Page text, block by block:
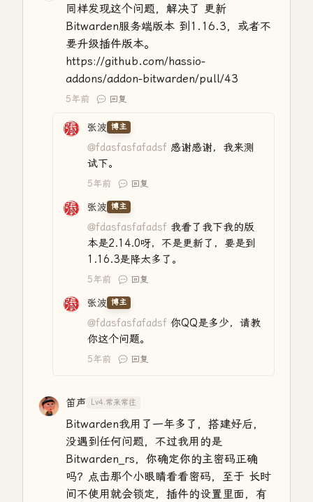
同样发现这个问题，解决了 更新
Bitwarden服务端版本 到1.16.3，或者不
要升级插件版本。
https://github.com/hassio-
addons/addon-bitwarden/pull/43
5年前 回复
张波 博主
@fdasfasfafadsf 感谢感谢，我来测
试下。
5年前 回复
张波 博主
@fdasfasfafadsf 我看了我下我的版
本是2.14.0呀，不是更新了，要是到
1.16.3是降太多了。
5年前 回复
张波 博主
@fdasfasfafadsf 你QQ是多少，请教
你这个问题。
5年前 回复
笛声 Lv4.常来常往
Bitwarden我用了一年多了，搭建好后，
没遇到任何问题，不过我用的是
Bitwarden_rs，你确定你的主密码正确
吗？点击那个小眼睛看看密码，至于 长时
间不使用就会锁定，插件的设置里面，有